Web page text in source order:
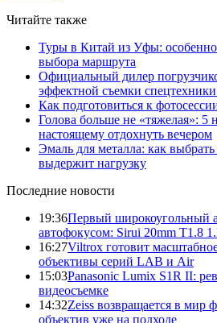
Читайте также
Туры в Китай из Уфы:
выбора маршрута
Официальный дилер
эффектной съемки спецтехники
Как подготовиться к
Голова больше не «тяжелая»: 5
настоящему отдохнуть вечером
Эмаль для металла: как
выдержит нагрузку
Последние новости
19:36Первый широкоугольный
автофокусом: Sirui 20mm T1.8
16:27Viltrox готовит
объективы серий LAB и Air
15:03Panasonic Lumix S1R II:
видеосъемке
14:32Zeiss возвращается в мир
объектив уже на подходе